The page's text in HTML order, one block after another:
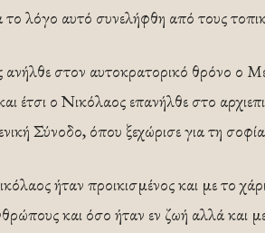
το λόγο αυτό συνελήφθη από τους
στον αυτοκρατορικό θρόνο ο
έτσι ο Νικόλαος επανήλθε στο
Σύνοδο, όπου ξεχώρισε για τη σοφία
ήταν προικισμένος και με το
και όσο ήταν εν ζωή αλλά και